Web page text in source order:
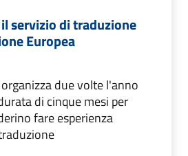
servizio di traduzione
Europea
due volte l'anno
di cinque mesi per
fare esperienza